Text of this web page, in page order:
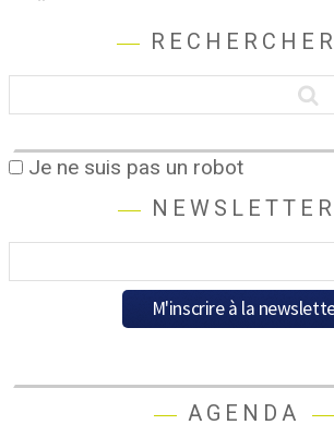
RECHERCHER
Je ne suis pas un robot
NEWSLETTER
AGENDA